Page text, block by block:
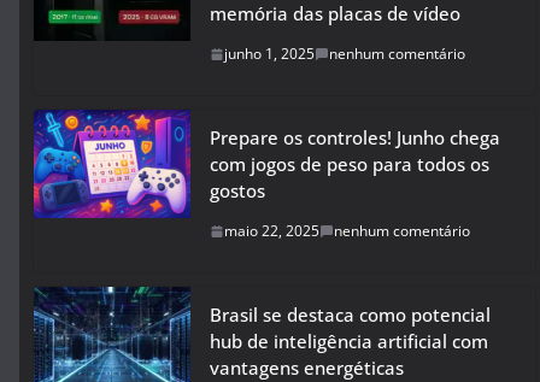
memória das placas de vídeo
junho 1, 2025 nenhum comentário
Prepare os controles! Junho chega
com jogos de peso para todos os
gostos
maio 22, 2025 nenhum comentário
Brasil se destaca como potencial
hub de inteligência artificial com
vantagens energéticas